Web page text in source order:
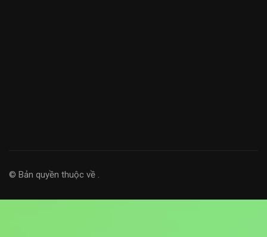
© Bản quyền thuộc về .